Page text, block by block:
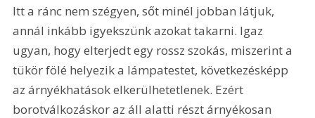
Itt a ránc nem szégyen, sőt minél jobban látjuk,
annál inkább igyekszünk azokat takarni. Igaz
ugyan, hogy elterjedt egy rossz szokás, miszerint a
tükör fölé helyezik a lámpatestet, következésképp
az árnyékhatások elkerülhetetlenek. Ezért
borotválkozáskor az áll alatti részt árnyékosan